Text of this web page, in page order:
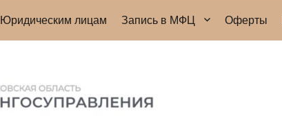
Юридическим лицам Запись в МФЦ Оферты